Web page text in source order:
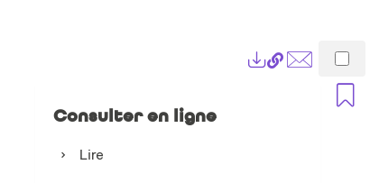
Lien
permanent
(Nouvelle
Envoyer
Consulter en ligne
Lire